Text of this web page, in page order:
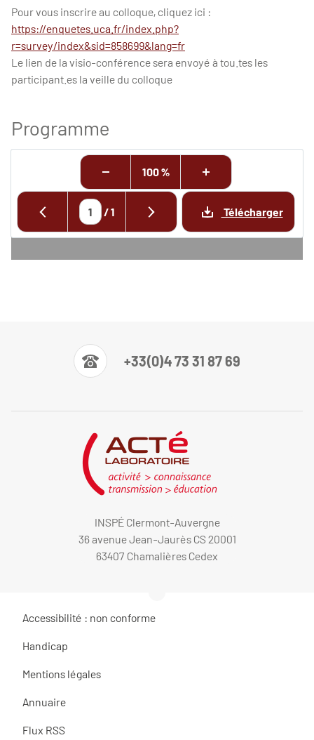
Pour vous inscrire au colloque, cliquez ici :
https://enquetes.uca.fr/index.php?
r=survey/index&sid=858699&lang=fr
Le lien de la visio-conférence sera envoyé à tou.tes les
participant.es la veille du colloque
Programme
100 %
/1 Télécharger
+33(0)4 73 31 87 69
INSPÉ Clermont-Auvergne
36 avenue Jean-Jaurès CS 20001
63407 Chamalières Cedex
Accessibilité : non conforme
Handicap
Mentions légales
Annuaire
Flux RSS